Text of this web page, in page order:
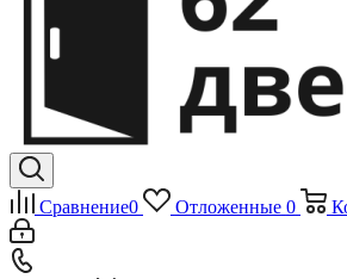
Сравнение0 Отложенные 0